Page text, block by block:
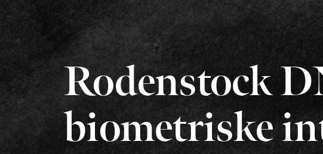
Med jevne
bør man